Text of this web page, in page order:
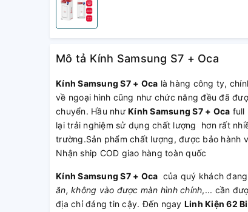
Mô tả Kính Samsung S7 + Oca
Kính Samsung S7 + Oca là hàng công ty,
về ngoại hình cũng như chức năng đều đã
chuyển. Hầu như Kính Samsung S7 + Oca full
lại trải nghiệm sử dụng chất lượng hơn rất
trường.Sản phẩm chất lượng, được bảo hành
Nhận ship COD giao hàng toàn quốc
Kính Samsung S7 + Oca của quý khách
ăn, không vào được màn hình chính,... cần
địa chỉ đáng tin cậy. Đến ngay Linh Kiện 62